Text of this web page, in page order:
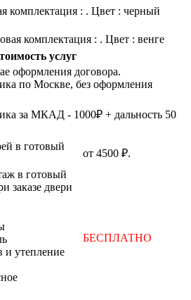
комплектация : . Цвет : черный
комплектация : . Цвет : венге
услуг
оформления договора.
по Москве, без оформления
за МКАД - 1000₽ + дальность 50
в готовый
от 4500 ₽.
в готовый
двери
и утепление
БЕСПЛАТНО